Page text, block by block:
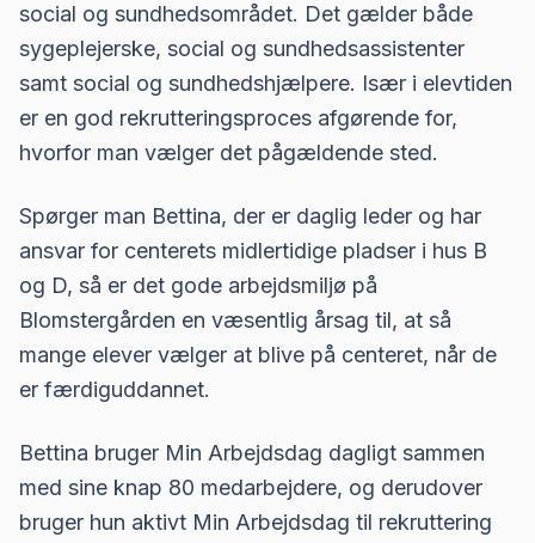
social og sundhedsområdet. Det gælder både
sygeplejerske, social og sundhedsassistenter
samt social og sundhedshjælpere. Især i elevtiden
er en god rekrutteringsproces afgørende for,
hvorfor man vælger det pågældende sted.
Spørger man Bettina, der er daglig leder og har
ansvar for centerets midlertidige pladser i hus B
og D, så er det gode arbejdsmiljø på
Blomstergården en væsentlig årsag til, at så
mange elever vælger at blive på centeret, når de
er færdiguddannet.
Bettina bruger Min Arbejdsdag dagligt sammen
med sine knap 80 medarbejdere, og derudover
bruger hun aktivt Min Arbejdsdag til rekruttering